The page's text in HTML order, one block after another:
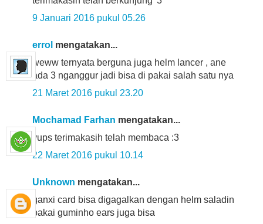
9 Januari 2016 pukul 05.26
errol mengatakan...
weww ternyata berguna juga helm lancer , ane
ada 3 nganggur jadi bisa di pakai salah satu nya
21 Maret 2016 pukul 23.20
Mochamad Farhan mengatakan...
yups terimakasih telah membaca :3
22 Maret 2016 pukul 10.14
Unknown mengatakan...
ganxi card bisa digagalkan dengan helm saladin
pakai guminho ears juga bisa